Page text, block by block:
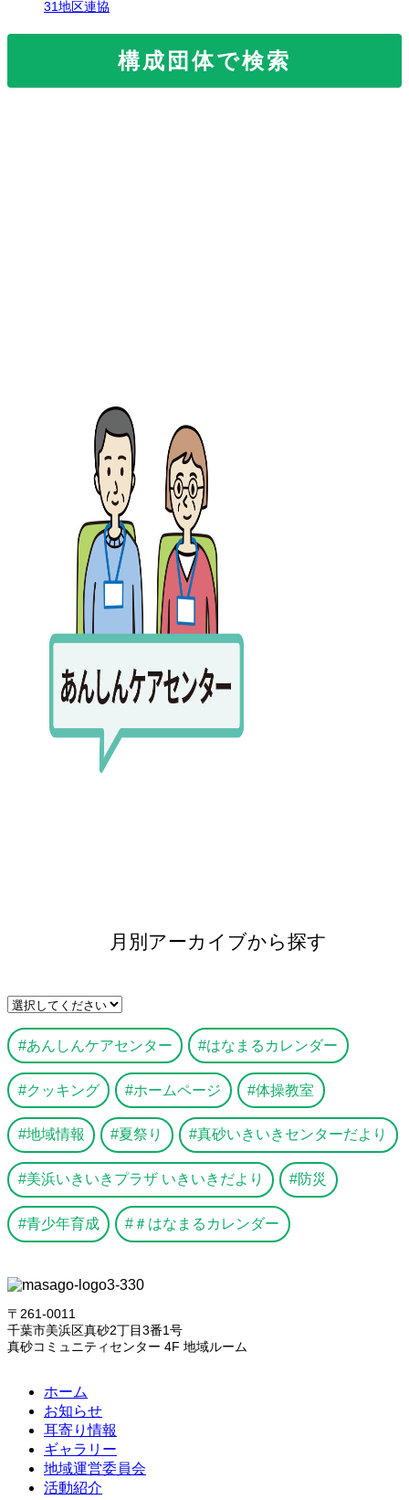
31地区連協
構成団体で検索
月別アーカイブから探す
あんしんケアセンター はなまるカレンダー
クッキング ホームページ 体操教室
地域情報 夏祭り 真砂いきいきセンターだより
美浜いきいきプラザ いきいきだより 防災
青少年育成 ＃はなまるカレンダー
〒261-0011
千葉市美浜区真砂2丁目3番1号
真砂コミュニティセンター 4F 地域ルーム
ホーム
お知らせ
耳寄り情報
ギャラリー
地域運営委員会
活動紹介